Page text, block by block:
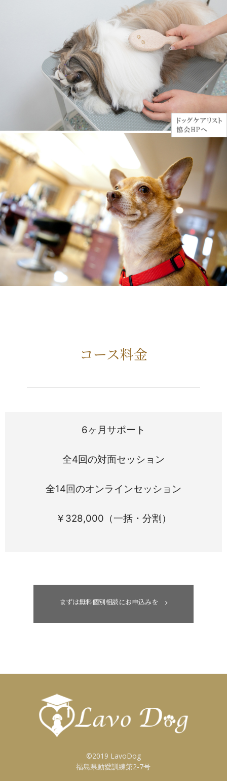
コース料金
6ヶ月サポート
全4回の対面セッション
全14回のオンラインセッション
￥328,000（一括・分割）
まずは無料個別相談にお申込みを
©2019 LavoDog
福島県動愛訓練第2-7号